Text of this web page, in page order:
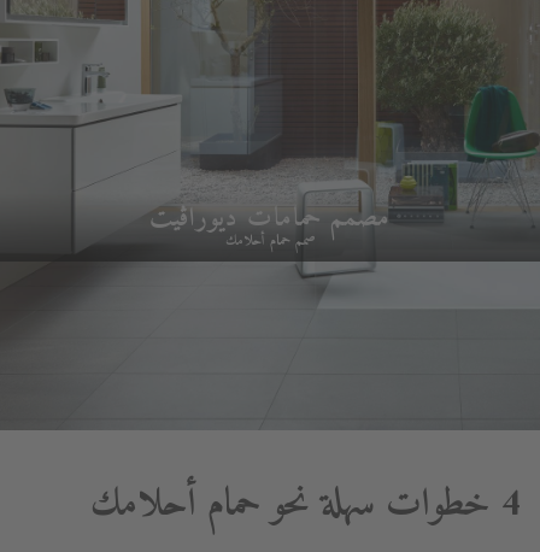
مصمم حمامات ديوراڨيت
صمم حمام أحلامك
4 خطوات سهلة نحو حمام أحلامك